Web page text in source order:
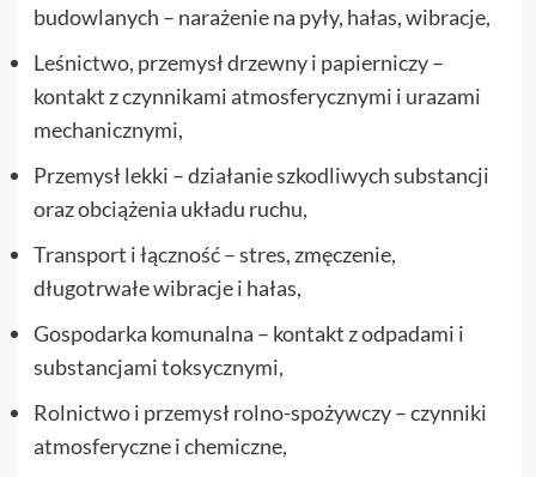
budowlanych – narażenie na pyły, hałas, wibracje,
Leśnictwo, przemysł drzewny i papierniczy –
kontakt z czynnikami atmosferycznymi i urazami
mechanicznymi,
Przemysł lekki – działanie szkodliwych substancji
oraz obciążenia układu ruchu,
Transport i łączność – stres, zmęczenie,
długotrwałe wibracje i hałas,
Gospodarka komunalna – kontakt z odpadami i
substancjami toksycznymi,
Rolnictwo i przemysł rolno-spożywczy – czynniki
atmosferyczne i chemiczne,